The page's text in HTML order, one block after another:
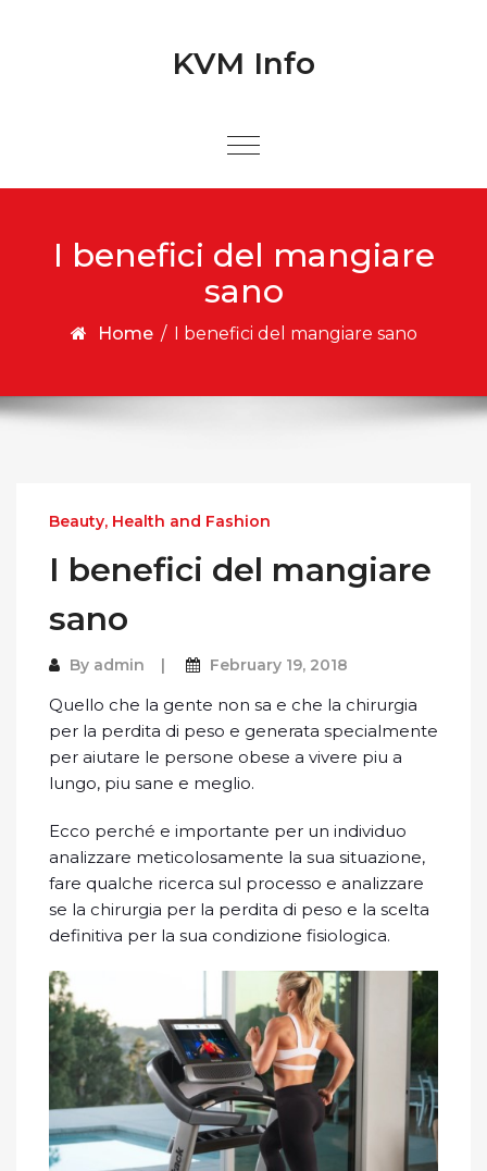
KVM Info
I benefici del mangiare
sano
Home / I benefici del mangiare sano
Beauty, Health and Fashion
I benefici del mangiare
sano
By admin February 19, 2018
Quello che la gente non sa e che la chirurgia
per la perdita di peso e generata specialmente
per aiutare le persone obese a vivere piu a
lungo, piu sane e meglio.
Ecco perché e importante per un individuo
analizzare meticolosamente la sua situazione,
fare qualche ricerca sul processo e analizzare
se la chirurgia per la perdita di peso e la scelta
definitiva per la sua condizione fisiologica.